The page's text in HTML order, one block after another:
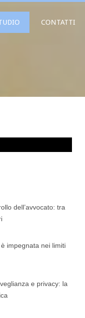
CONTATTI
dell’avvocato: tra
impegnata nei limiti
e privacy: la